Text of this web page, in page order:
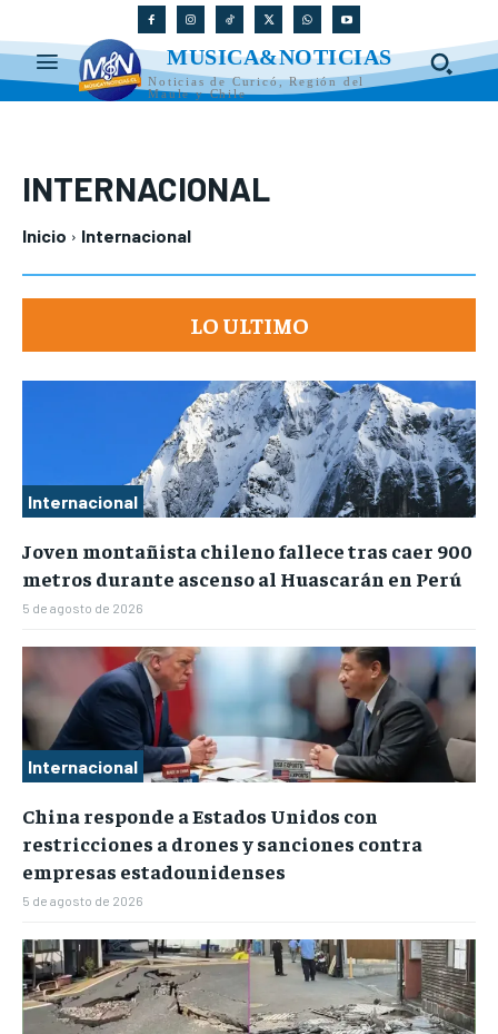
MUSICA&NOTICIAS
Noticias de Curicó, Región del
Maule y Chile
INTERNACIONAL
Inicio Internacional
LO ULTIMO
Internacional
Joven montañista chileno fallece tras caer 900
metros durante ascenso al Huascarán en Perú
5 de agosto de 2026
Internacional
China responde a Estados Unidos con
restricciones a drones y sanciones contra
empresas estadounidenses
5 de agosto de 2026